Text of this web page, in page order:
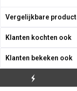
Vergelijkbare
Klanten kochten ook
Klanten bekeken ook